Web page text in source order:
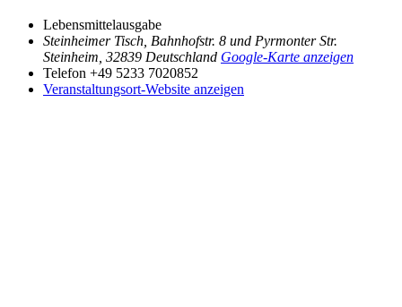
Lebensmittelausgabe
Steinheimer Tisch, Bahnhofstr. 8 und Pyrmonter Str.
Steinheim 32839 Deutschland Google-Karte anzeigen
Telefon +49 5233 7020852
Veranstaltungsort-Website anzeigen